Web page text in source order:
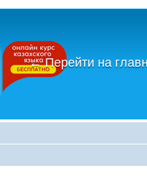
←Перейти на